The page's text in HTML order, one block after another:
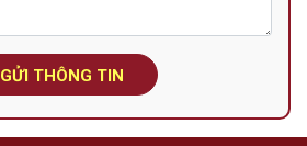
GỬI THÔNG TIN